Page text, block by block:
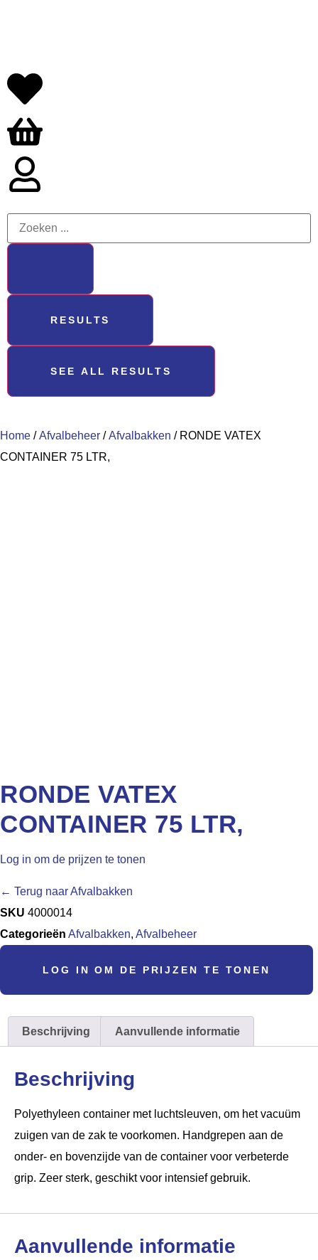
RESULTS
SEE ALL RESULTS
Home /Afvalbeheer /Afvalbakken / RONDE VATEX
CONTAINER 75 LTR,
RONDE VATEX
CONTAINER 75 LTR,
Log in om de prijzen te tonen
← Terug naar Afvalbakken
SKU 4000014
Categorieën Afvalbakken, Afvalbeheer
LOG IN OM DE PRIJZEN TE TONEN
Beschrijving Aanvullende informatie
Beschrijving
Polyethyleen container met luchtsleuven, om het vacuüm
zuigen van de zak te voorkomen. Handgrepen aan de
onder- en bovenzijde van de container voor verbeterde
grip. Zeer sterk, geschikt voor intensief gebruik.
Aanvullende informatie